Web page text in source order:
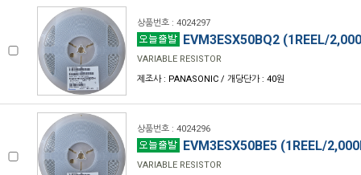
상품번호 : 4024297
EVM3ESX50BQ2 (1REEL/
VARIABLE RESISTOR
제조사 : PANASONIC / 개당단가 : 40원
상품번호 : 4024296
EVM3ESX50BE5 (1REEL/
VARIABLE RESISTOR